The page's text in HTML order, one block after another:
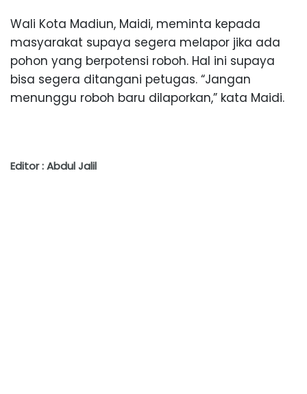
Wali Kota Madiun, Maidi, meminta kepada
masyarakat supaya segera melapor jika ada
pohon yang berpotensi roboh. Hal ini supaya
bisa segera ditangani petugas. “Jangan
menunggu roboh baru dilaporkan,” kata Maidi.
Editor : Abdul Jalil